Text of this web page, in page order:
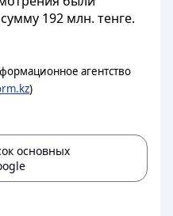
192 млн. тенге.
агентство
)
основных